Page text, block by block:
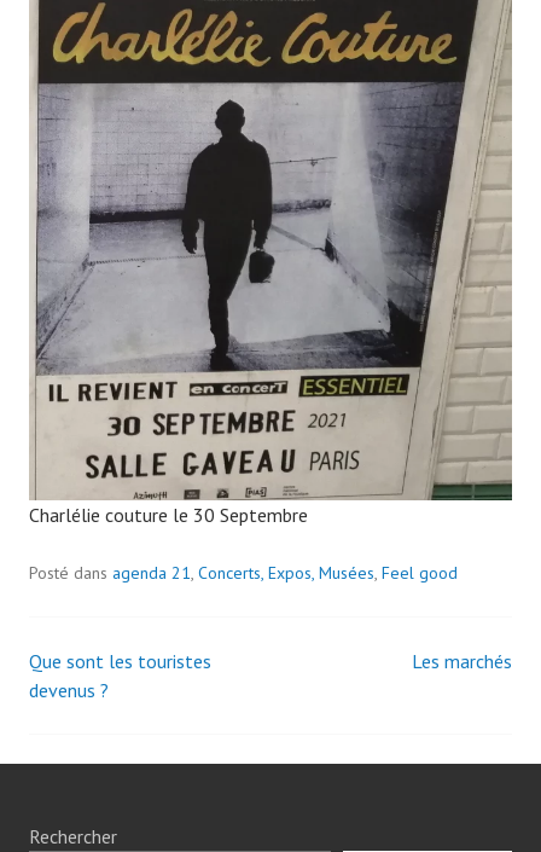
Charlélie couture le 30 Septembre
Posté dans agenda 21, Concerts, Expos, Musées, Feel good
Navigation
Que sont les touristes
devenus ?
Les marchés
Rechercher